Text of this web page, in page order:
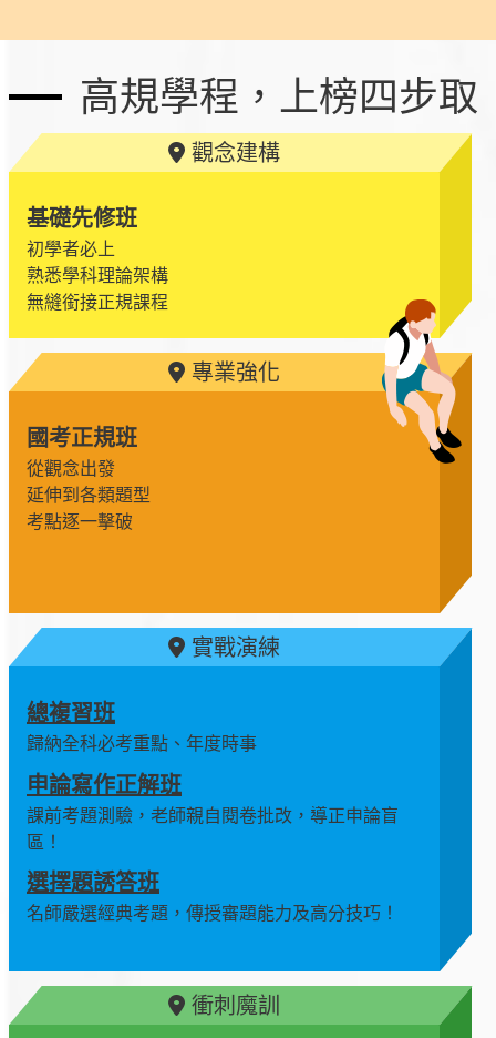
高規學程，上榜四步取
觀念建構
基礎先修班
初學者必上
熟悉學科理論架構
無縫銜接正規課程
專業強化
國考正規班
從觀念出發
延伸到各類題型
考點逐一擊破
實戰演練
總複習班
歸納全科必考重點、年度時事
申論寫作正解班
課前考題測驗，老師親自閱卷批改，導正申論盲
區！
選擇題誘答班
名師嚴選經典考題，傳授審題能力及高分技巧！
衝刺魔訓